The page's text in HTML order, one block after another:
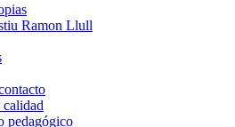
Ramon Llull
pedagógico